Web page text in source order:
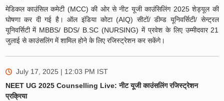
मेडिकल काउंसिल कमेटी (MCC) की ओर से नीट यूजी काउंसिलिंग 2025 शेड्यूल की
घोषणा कर दी गई है। ऑल इंडिया कोटा (AIQ) सीटों/ डीम्ड यूनिवर्सिटी/ सेन्ट्रल
यूनिवर्सिटी में MBBS/ BDS/ B.SC (NURSING) में प्रवेश के लिए उम्मीदवार 21
जुलाई से काउंसलिंग में शामिल होने के लिए रजिस्ट्रेशन कर सकेंगे।
July 17, 2025 | 12:03 PM IST
NEET UG 2025 Counselling Live: नीट यूजी काउंसलिंग रजिस्ट्रेशन
प्रक्रिया